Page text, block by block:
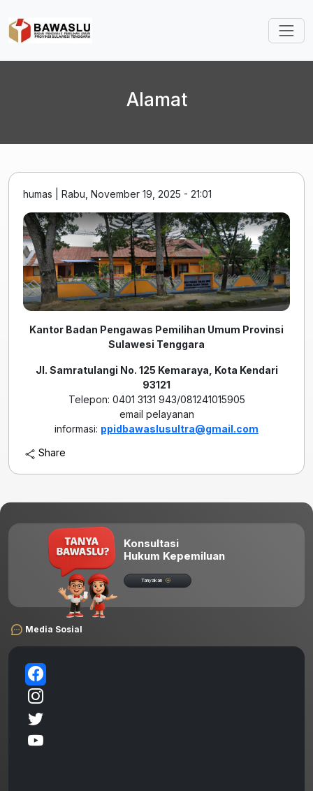
Alamat
humas Rabu, November 19, 2025 - 21:01
Kantor Badan Pengawas Pemilihan Umum Provinsi
Sulawesi Tenggara
Jl. Samratulangi No. 125 Kemaraya, Kota Kendari
93121
Telepon: 0401 3131 943/081241015905
email pelayanan
informasi: ppidbawaslusultra@gmail.com
Share
Media Sosial
Konsultasi
Hukum Kepemiluan
Tanyakan